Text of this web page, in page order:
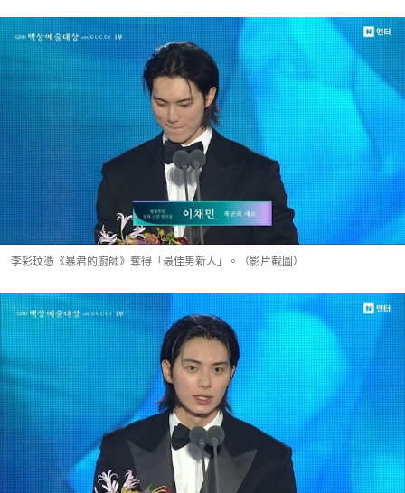
李彩玟憑《暴君的廚師》奪得「最佳男新人」。（影片截圖）